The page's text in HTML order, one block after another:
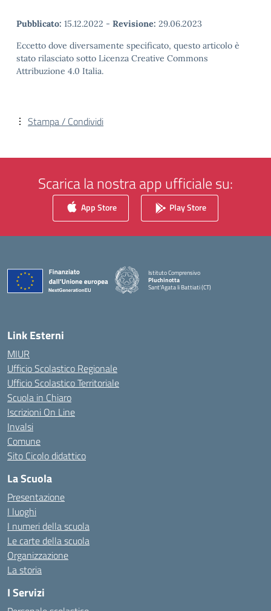
Pubblicato: 15.12.2022 - Revisione: 29.06.2023
Eccetto dove diversamente specificato, questo articolo è
stato rilasciato sotto Licenza Creative Commons
Attribuzione 4.0 Italia.
Stampa / Condividi
Scarica la nostra app ufficiale su:
App Store Play Store
Istituto Comprensivo
Pluchinotta
Sant'Agata li Battiati (CT)
— Visita la pagina iniziale della scuola
Link Esterni
MIUR
Ufficio Scolastico Regionale
Ufficio Scolastico Territoriale
Scuola in Chiaro
Iscrizioni On Line
Invalsi
Comune
Sito Cicolo didattico
La Scuola
Presentazione
I luoghi
I numeri della scuola
Le carte della scuola
Organizzazione
La storia
I Servizi